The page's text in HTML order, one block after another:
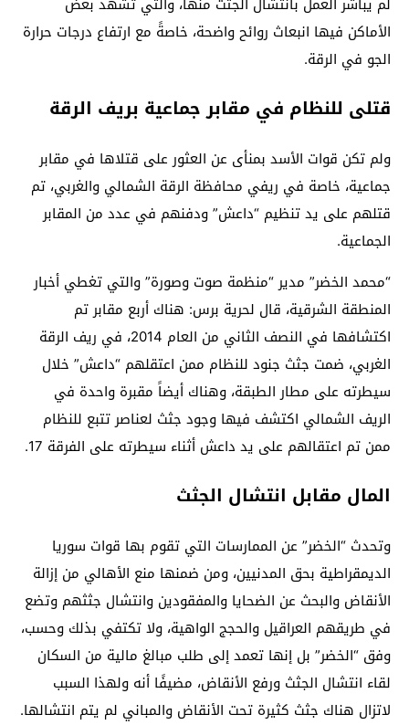
الأماكن فيها انبعاث روائح واضحة، خاصةً مع ارتفاع درجات حرارة
الجو في الرقة.
قتلى للنظام في مقابر جماعية بريف الرقة
ولم تكن قوات الأسد بمنأى عن العثور على قتلاها في مقابر
جماعية، خاصة في ريفي محافظة الرقة الشمالي والغربي، تم
قتلهم على يد تنظيم “داعش” ودفنهم في عدد من المقابر
الجماعية.
“محمد الخضر” مدير “منظمة صوت وصورة” والتي تغطي أخبار
المنطقة الشرقية، قال لحرية برس: هناك أربع مقابر تم
اكتشافها في النصف الثاني من العام 2014، في ريف الرقة
الغربي، ضمت جثث جنود للنظام ممن اعتقلهم “داعش” خلال
سيطرته على مطار الطبقة، وهناك أيضاً مقبرة واحدة في
الريف الشمالي اكتشف فيها وجود جثث لعناصر تتبع للنظام
ممن تم اعتقالهم على يد داعش أثناء سيطرته على الفرقة 17.
المال مقابل انتشال الجثث
وتحدث “الخضر” عن الممارسات التي تقوم بها قوات سوريا
الديمقراطية بحق المدنيين، ومن ضمنها منع الأهالي من إزالة
الأنقاض والبحث عن الضحايا والمفقودين وانتشال جثثهم وتضع
في طريقهم العراقيل والحجج الواهية، ولا تكتفي بذلك وحسب،
وفق “الخضر” بل إنها تعمد إلى طلب مبالغ مالية من السكان
لقاء انتشال الجثث ورفع الأنقاض، مضيفًا أنه ولهذا السبب
لاتزال هناك جثث كثيرة تحت الأنقاض والمباني لم يتم انتشالها.